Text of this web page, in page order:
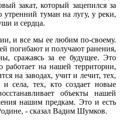
закат, который зацепился за
утренний туман на лугу, у реки,
и сердца.
и все мы ее любим по-своему.
погибают и получают ранения,
сражаясь за ее будущее. Это
работает на нашей территории,
на заводах, учит и лечит, тех,
села, тех, кто создает новые
объекты нашей
нашим предкам. Это и есть
- сказал Вадим Шумков.